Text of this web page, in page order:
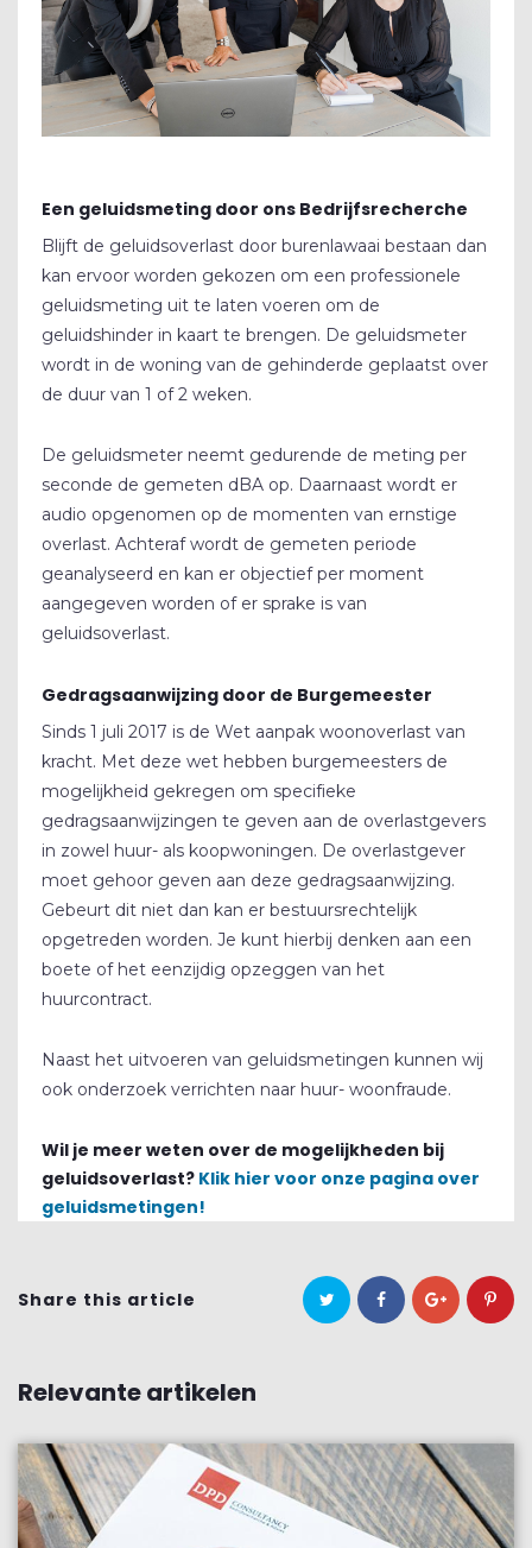
CONTACT
REVIEWS
BEDRIJFSRECHERCHE
SCREENING
GELUIDSMETINGEN
OPLEIDINGEN
Een geluidsmeting door ons Bedrijfsrecherche
Blijft de geluidsoverlast door burenlawaai bestaan dan
kan ervoor worden gekozen om een professionele
geluidsmeting uit te laten voeren om de
geluidshinder in kaart te brengen. De geluidsmeter
wordt in de woning van de gehinderde geplaatst over
de duur van 1 of 2 weken.
De geluidsmeter neemt gedurende de meting per
seconde de gemeten dBA op. Daarnaast wordt er
audio opgenomen op de momenten van ernstige
overlast. Achteraf wordt de gemeten periode
geanalyseerd en kan er objectief per moment
aangegeven worden of er sprake is van
geluidsoverlast.
Gedragsaanwijzing door de Burgemeester
Sinds 1 juli 2017 is de Wet aanpak woonoverlast van
kracht. Met deze wet hebben burgemeesters de
mogelijkheid gekregen om specifieke
gedragsaanwijzingen te geven aan de overlastgevers
in zowel huur- als koopwoningen. De overlastgever
moet gehoor geven aan deze gedragsaanwijzing.
Gebeurt dit niet dan kan er bestuursrechtelijk
opgetreden worden. Je kunt hierbij denken aan een
boete of het eenzijdig opzeggen van het
huurcontract.
Naast het uitvoeren van geluidsmetingen kunnen wij
ook onderzoek verrichten naar huur- woonfraude.
Wil je meer weten over de mogelijkheden bij
geluidsoverlast? Klik hier voor onze pagina over
geluidsmetingen!
Share this article
Relevante artikelen